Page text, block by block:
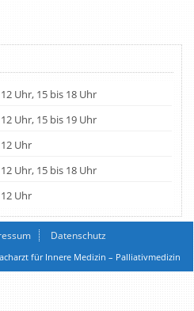
Uhr, 15 bis 18 Uhr
Uhr, 15 bis 19 Uhr
Uhr
Uhr, 15 bis 18 Uhr
Uhr
Datenschutz
für Innere Medizin – Palliativmedizin